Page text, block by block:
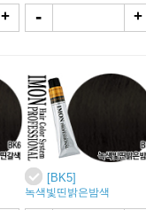
+ - +
[BK5]
녹색빛띤밝은밤색